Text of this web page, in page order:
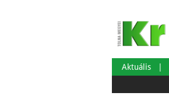
Aktuális